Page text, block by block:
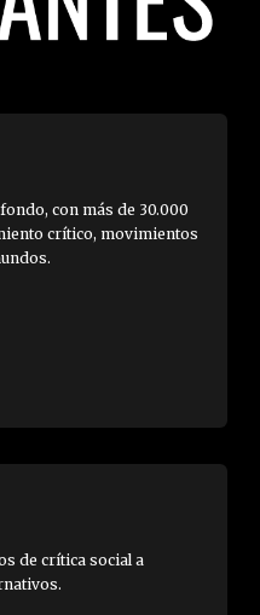
con más de 30.000
crítico, movimientos
de crítica social a